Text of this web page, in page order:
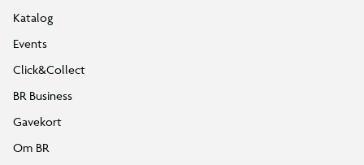
Katalog
Events
Click&Collect
BR Business
Gavekort
Om BR